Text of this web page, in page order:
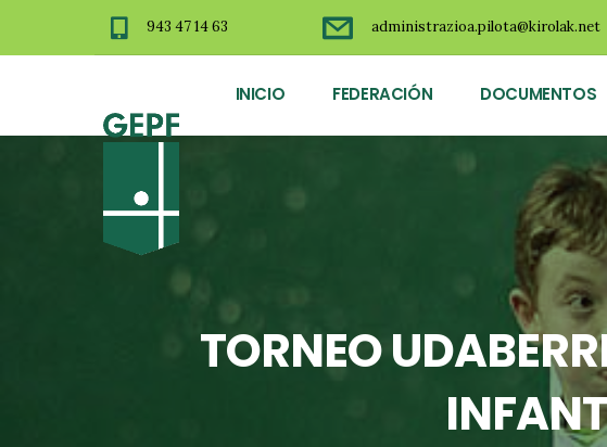
943 47 14 63 administrazioa.pilota@kirolak.net
INICIO FEDERACIÓN DOCUMENTOS
TORNEO